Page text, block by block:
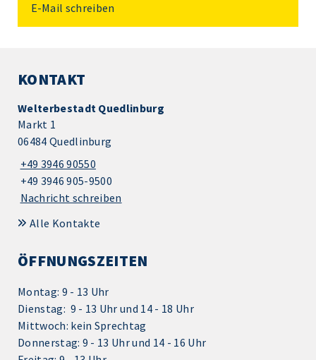
E-Mail schreiben
KONTAKT
Welterbestadt Quedlinburg
Markt 1
06484 Quedlinburg
+49 3946 90550
+49 3946 905-9500
Nachricht schreiben
Alle Kontakte
ÖFFNUNGSZEITEN
Montag: 9 - 13 Uhr
Dienstag: 9 - 13 Uhr und 14 - 18 Uhr
Mittwoch: kein Sprechtag
Donnerstag: 9 - 13 Uhr und 14 - 16 Uhr